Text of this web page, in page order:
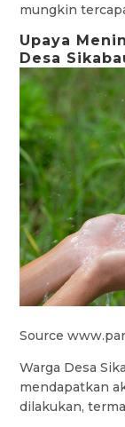
mungkin
Upaya
Desa
Source
Warga Desa
mendapatkan
dilakukan,